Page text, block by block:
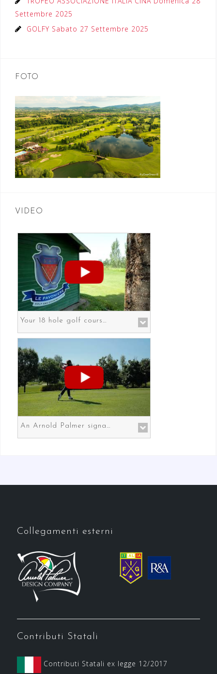
Settembre 2025
GOLFY Sabato 27 Settembre 2025
FOTO
VIDEO
Your 18 hole golf course in Prato the gateway to Florence
An Arnold Palmer signature course in Prato the gateway to Florence
Collegamenti esterni
Contributi Statali
Contributi Statali ex legge 12/2017